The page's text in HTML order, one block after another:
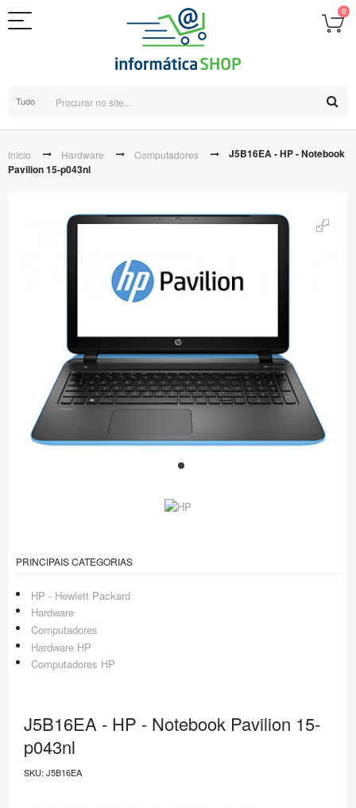
0
Tudo
Início Hardware Computadores
J5B16EA - HP - Notebook
Pavilion 15-p043nl
PRINCIPAIS CATEGORIAS
HP - Hewlett Packard
Hardware
Computadores
Hardware HP
Computadores HP
J5B16EA - HP - Notebook Pavilion 15-
p043nl
SKU: J5B16EA